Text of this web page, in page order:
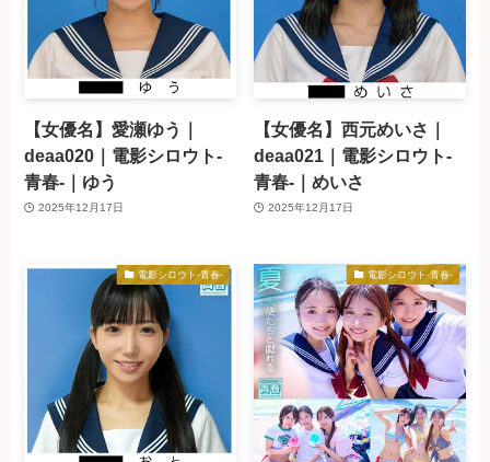
【女優名】愛瀬ゆう｜
deaa020｜電影シロウト-
青春-｜ゆう
2025年12月17日
【女優名】西元めいさ｜
deaa021｜電影シロウト-
青春-｜めいさ
2025年12月17日
電影シロウト-青春- 電影シロウト-青春-